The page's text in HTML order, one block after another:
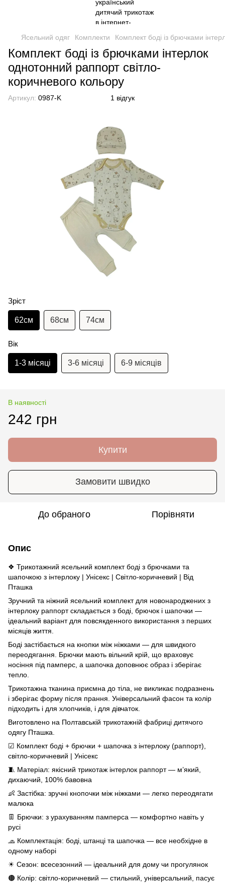
Ясельний одяг Комплекти Комплект боді із брючками
Комплект боді із брючками інтерлок
однотонний раппорт світло-
коричневого кольору
Артикул: 0987-K 1 відгук
Зріст
62см 68см 74см
Вік
1-3 місяці 3-6 місяці 6-9 місяців
В наявності
242 грн
Купити
Замовити швидко
До обраного Порівняти
Опис
❖ Трикотажний ясельний комплект боді з брючками та
шапочкою з інтерлоку | Унісекс | Світло-коричневий | Від
Пташка
Зручний та ніжний ясельний комплект для новонароджених з
інтерлоку раппорт складається з боді, брючок і шапочки —
ідеальний варіант для повсякденного використання з перших
місяців життя.
Боді застібається на кнопки між ніжками — для швидкого
переодягання. Брючки мають вільний крій, що враховує
носіння під памперс, а шапочка доповнює образ і зберігає
тепло.
Трикотажна тканина приємна до тіла, не викликає подразнень
і зберігає форму після прання. Універсальний фасон та колір
підходить і для хлопчиків, і для дівчаток.
Виготовлено на Полтавській трикотажній фабриці дитячого
одягу Пташка.
☑ Комплект боді + брючки + шапочка з інтерлоку (раппорт),
світло-коричневий | Унісекс
🧵 Матеріал: якісний трикотаж інтерлок раппорт — м’який,
дихаючий, 100% бавовна
👶 Застібка: зручні кнопочки між ніжками — легко переодягати
малюка
👖 Брючки: з урахуванням памперса — комфортно навіть у
русі
🧢 Комплектація: боді, штанці та шапочка — все необхідне в
одному наборі
☀ Сезон: всесезонний — ідеальний для дому чи прогулянок
🟤 Колір: світло-коричневий — стильний, універсальний, пасує